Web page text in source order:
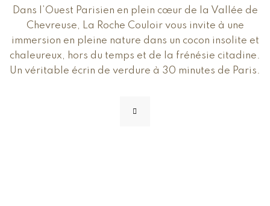
Dans l’Ouest Parisien en plein cœur de la Vallée de
Chevreuse, La Roche Couloir vous invite à une
immersion en pleine nature dans un cocon insolite et
chaleureux, hors du temps et de la frénésie citadine.
Un véritable écrin de verdure à 30 minutes de Paris.